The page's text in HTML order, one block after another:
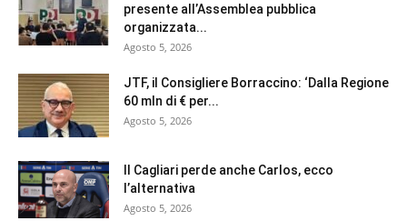
presente all’Assemblea pubblica
organizzata...
Agosto 5, 2026
JTF, il Consigliere Borraccino: ‘Dalla Regione
60 mln di € per...
Agosto 5, 2026
Il Cagliari perde anche Carlos, ecco
l’alternativa
Agosto 5, 2026